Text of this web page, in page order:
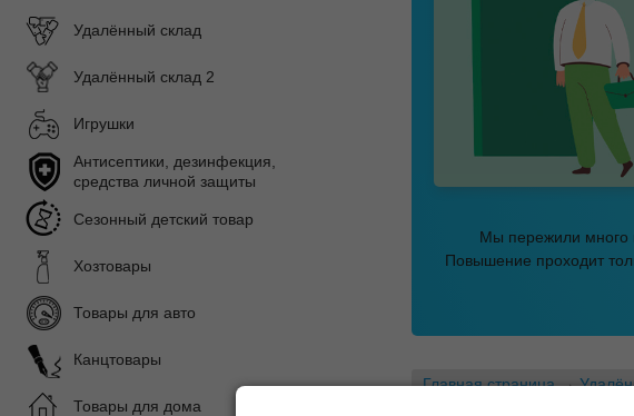
Мы пережили много
Повышение проходит
Главная страница→
Удалённый склад
Удалённый склад 2
Игрушки
Антисептики, дезинфекция,
средства личной защиты
Сезонный детский товар
Хозтовары
Товары для авто
Канцтовары
Товары для дома